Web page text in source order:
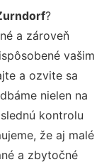
?
a zároveň
vašim
a ozvite sa
nielen na
kontrolu
že aj malé
a zbytočné